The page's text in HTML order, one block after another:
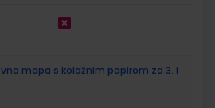
mapa s kolažnim papirom za 3. i